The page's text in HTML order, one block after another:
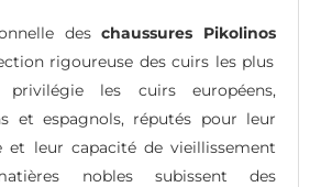
deschaussures Pikolinos
rigoureuse des cuirs les plus
les cuirs européens,
et espagnols, réputés pour leur
et leur capacité de vieillissement
nobles subissent des